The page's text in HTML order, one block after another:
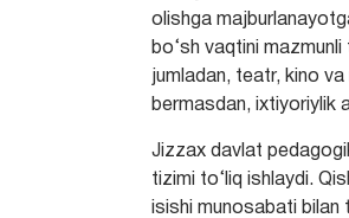
olishga
bo‘sh vaqtini
jumladan, teatr, kino
bermasdan, ixtiyoriylik
Jizzax davlat
tizimi to‘liq ishlaydi.
isishi munosabati bilan